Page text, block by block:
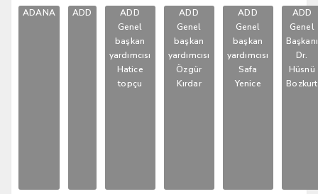
ADANA ADD
ADD
Genel
başkan
yardımcısı
Hatice
topçu
ADD
Genel
başkan
yardımcısı
Özgür
Kırdar
ADD
Genel
başkan
yardımcısı
Safa
Yenice
ADD
Genel
Başkanı
Dr.
Hüsnü
Bozkurt